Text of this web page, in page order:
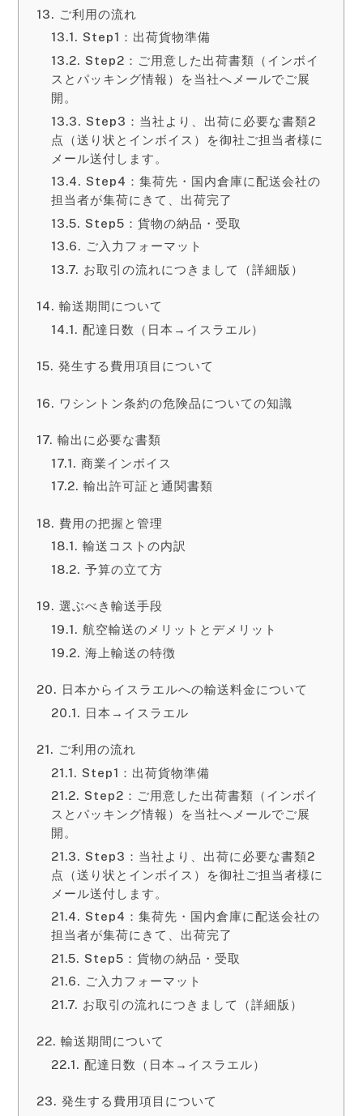
ご利用の流れ
Step1：出荷貨物準備
Step2：ご用意した出荷書類（インボイ
スとパッキング情報）を当社へメールでご展
開。
Step3：当社より、出荷に必要な書類2
点（送り状とインボイス）を御社ご担当者様に
メール送付します。
Step4：集荷先・国内倉庫に配送会社の
担当者が集荷にきて、出荷完了
Step5：貨物の納品・受取
ご入力フォーマット
お取引の流れにつきまして（詳細版）
輸送期間について
配達日数（日本→イスラエル）
発生する費用項目について
ワシントン条約の危険品についての知識
輸出に必要な書類
商業インボイス
輸出許可証と通関書類
費用の把握と管理
輸送コストの内訳
予算の立て方
選ぶべき輸送手段
航空輸送のメリットとデメリット
海上輸送の特徴
日本からイスラエルへの輸送料金について
日本→イスラエル
ご利用の流れ
Step1：出荷貨物準備
Step2：ご用意した出荷書類（インボイ
スとパッキング情報）を当社へメールでご展
開。
Step3：当社より、出荷に必要な書類2
点（送り状とインボイス）を御社ご担当者様に
メール送付します。
Step4：集荷先・国内倉庫に配送会社の
担当者が集荷にきて、出荷完了
Step5：貨物の納品・受取
ご入力フォーマット
お取引の流れにつきまして（詳細版）
輸送期間について
配達日数（日本→イスラエル）
発生する費用項目について